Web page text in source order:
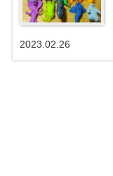
2023.02.26